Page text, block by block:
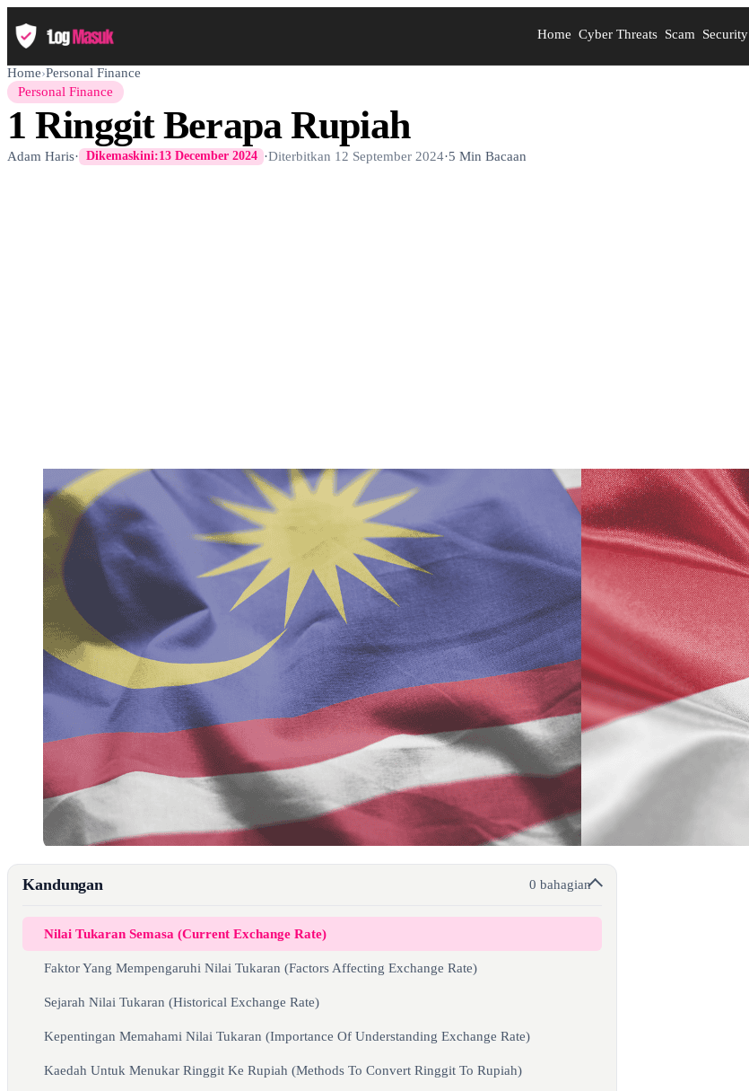
Home Cyber Threats Scam Security
Home›Personal Finance
Personal Finance
1 Ringgit Berapa Rupiah
Adam Haris· Dikemaskini:13 December 2024 ·Diterbitkan 12 September 2024·5 Min Bacaan
Kandungan 0 bahagian
Nilai Tukaran Semasa (Current Exchange Rate)
Faktor Yang Mempengaruhi Nilai Tukaran (Factors Affecting Exchange Rate)
Sejarah Nilai Tukaran (Historical Exchange Rate)
Kepentingan Memahami Nilai Tukaran (Importance Of Understanding Exchange Rate)
Kaedah Untuk Menukar Ringgit Ke Rupiah (Methods To Convert Ringgit To Rupiah)